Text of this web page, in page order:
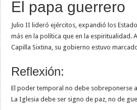
El papa guerrero
Julio II lideró ejércitos, expandió los
más en la política que en la espiritualidad.
Capilla Sixtina, su gobierno estuvo
Reflexión:
El poder temporal no debe sobreponerse
La Iglesia debe ser signo de paz, no de